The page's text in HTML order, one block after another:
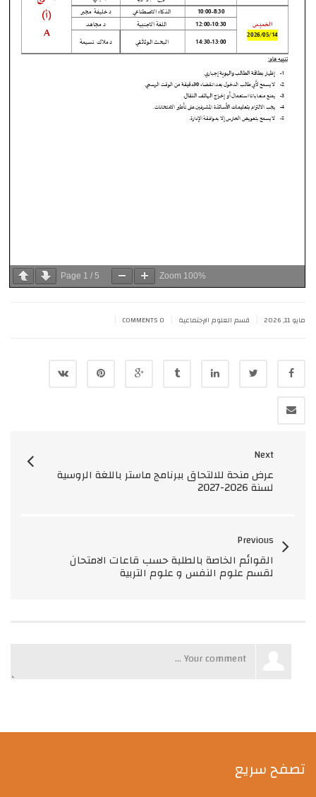
Page 1 / 5 Zoom 100%
مايو 11, 2026 قسم العلوم الإجتماعية 0 COMMENTS
Next
عرض منحة للالتحاق ببرنامج ماستر باللغة الروسية
لسنة 2026-2027
Previous
القوائم الخاصة بالطلبة حسب قاعات الامتحان
لقسم علوم النفس و علوم التربية
تصفح سريع